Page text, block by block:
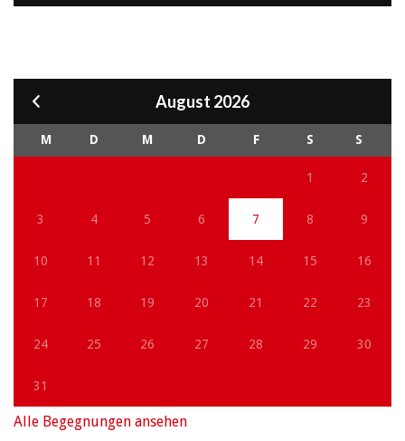
August 2026
M D M D F S S
1 2
3 4 5 6 7 8 9
10 11 12 13 14 15 16
17 18 19 20 21 22 23
24 25 26 27 28 29 30
31
Alle Begegnungen ansehen